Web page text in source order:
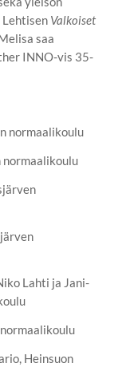
Valkoiset
saa
INNO-vis 35-
normaalikoulu
normaalikoulu
Lahti ja Jani-
Heinsuon